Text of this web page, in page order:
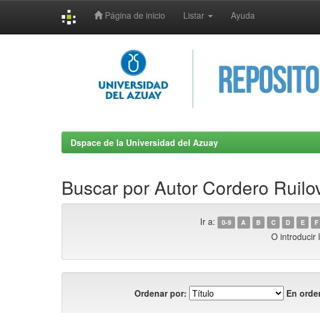
Página de inicio Listar Ayuda
Dspace de la Universidad del Azuay
Buscar por Autor Cordero
Ir a: 0-9 A B C D E F
O introducir
Ordenar por: En